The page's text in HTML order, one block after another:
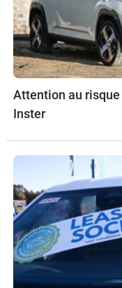
Attention au
Inster